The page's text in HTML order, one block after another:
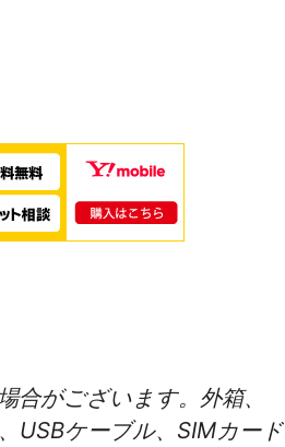
がございます。外箱、
USBケーブル、SIMカード